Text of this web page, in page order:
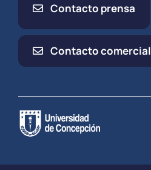
Contacto prensa
Contacto comercial